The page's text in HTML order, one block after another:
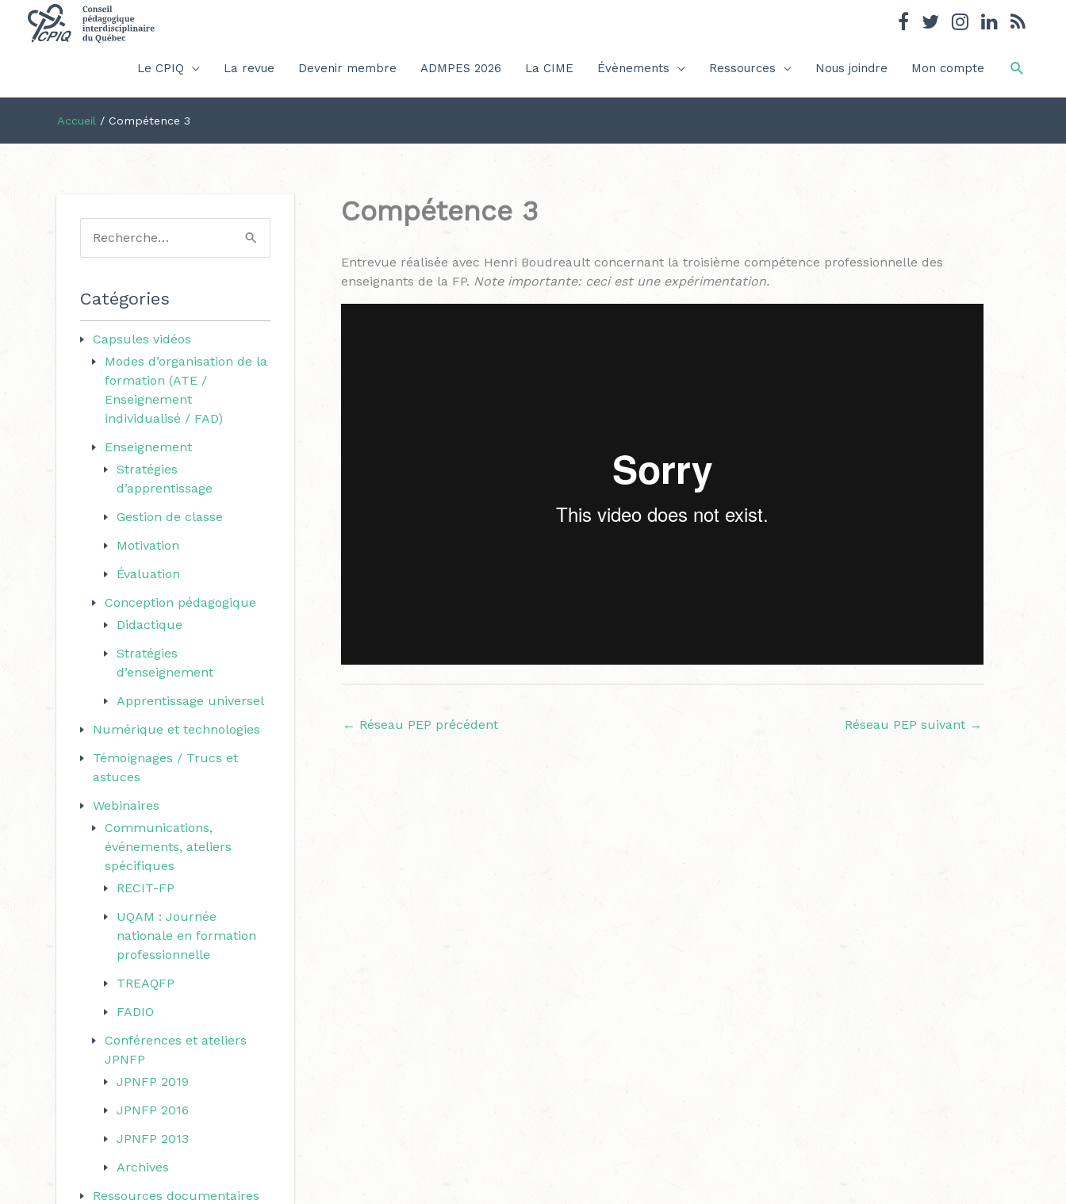
Le CPIQ La revue Devenir membre ADMPES 2026 La CIME Évènements Ressources Nous joindre Mon compte
Accueil / Compétence 3
c
h
e
Catégories
Capsules vidéos
Modes d’organisation de la
formation (ATE /
Enseignement
individualisé / FAD)
Enseignement
Stratégies
d’apprentissage
Gestion de classe
Motivation
Évaluation
Conception pédagogique
Didactique
Stratégies
d’enseignement
Apprentissage universel
Numérique et technologies
Témoignages / Trucs et
astuces
Webinaires
Communications,
événements, ateliers
spécifiques
RECIT-FP
UQAM : Journée
nationale en formation
professionnelle
TREAQFP
FADIO
Conférences et ateliers
JPNFP
JPNFP 2019
JPNFP 2016
JPNFP 2013
Archives
Ressources documentaires
Compétence 3
Entrevue réalisée avec Henri Boudreault concernant la troisième compétence professionnelle des
enseignants de la FP. Note importante: ceci est une expérimentation.
← Réseau PEP précédent Réseau PEP suivant →